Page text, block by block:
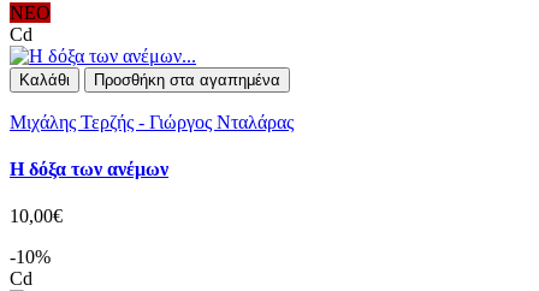
ΝΕΟ
Cd
Καλάθι Προσθήκη στα αγαπημένα
Μιχάλης Τερζής - Γιώργος Νταλάρας
Η δόξα των ανέμων
10,00€
-10%
Cd